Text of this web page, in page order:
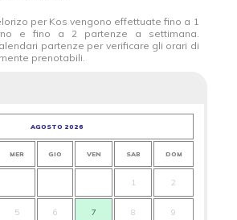
per Kos vengono effettuate fino a 1
e fino a 2 partenze a settimana.
partenze per verificare gli orari di
prenotabili.
AGOSTO 2026
MER GIO VEN SAB DOM
1 2
5 6 7 8 9